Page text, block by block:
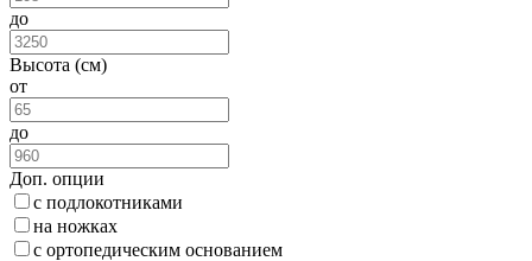
до
Высота (см)
от
до
Доп. опции
с подлокотниками
на ножках
с ортопедическим основанием